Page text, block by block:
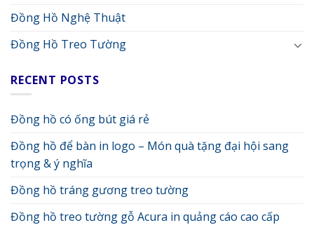
Đồng Hồ Nghệ Thuật
Đồng Hồ Treo Tường
RECENT POSTS
Đồng hồ có ống bút giá rẻ
Đồng hồ để bàn in logo – Món quà tặng đại hội sang
trọng & ý nghĩa
Đồng hồ tráng gương treo tường
Đồng hồ treo tường gỗ Acura in quảng cáo cao cấp